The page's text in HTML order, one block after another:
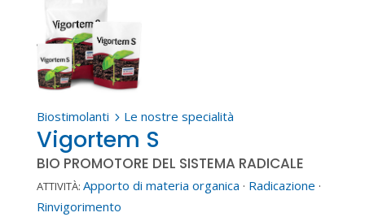
Biostimolanti 5 Le nostre specialità
Vigortem S
BIO PROMOTORE DEL SISTEMA RADICALE
ATTIVITÀ: Apporto di materia organica · Radicazione ·
Rinvigorimento